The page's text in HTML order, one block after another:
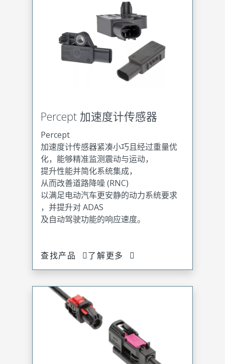
Percept 加速度计传感器
Percept
加速度计传感器紧凑小巧且经过重量优
化，能够精准监测震动与运动，
提升性能并简化系统集成，
从而改善道路降噪 (RNC)
以满足电动汽车更安静的动力系统要求
，并提升对 ADAS
及自动驾驶功能的响应速度。
查找产品 了解更多